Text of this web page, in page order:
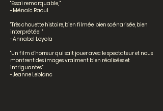
"Essai remarquable, "
-Ménaïc Raoul
"Très chouette histoire, bien filmée, bien scénarisée, bien
interprétée! "
-Annabel Loyola
"Un film d'horreur qui sait jouer avec le spectateur et nous
montrent des images vraiment bien réalisées et
intriguantes."
-Jeanne Leblanc